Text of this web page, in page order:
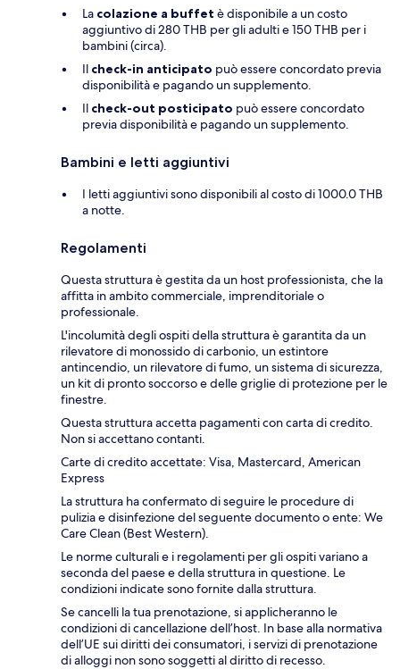
La colazione a buffet è disponibile a un costo
aggiuntivo di 280 THB per gli adulti e 150 THB per i
bambini (circa).
Il check-in anticipato può essere concordato previa
disponibilità e pagando un supplemento.
Il check-out posticipato può essere concordato
previa disponibilità e pagando un supplemento.
Bambini e letti aggiuntivi
I letti aggiuntivi sono disponibili al costo di 1000.0 THB
a notte.
Regolamenti
Questa struttura è gestita da un host professionista, che la
affitta in ambito commerciale, imprenditoriale o
professionale.
L'incolumità degli ospiti della struttura è garantita da un
rilevatore di monossido di carbonio, un estintore
antincendio, un rilevatore di fumo, un sistema di sicurezza,
un kit di pronto soccorso e delle griglie di protezione per le
finestre.
Questa struttura accetta pagamenti con carta di credito.
Non si accettano contanti.
Carte di credito accettate: Visa, Mastercard, American
Express
La struttura ha confermato di seguire le procedure di
pulizia e disinfezione del seguente documento o ente: We
Care Clean (Best Western).
Le norme culturali e i regolamenti per gli ospiti variano a
seconda del paese e della struttura in questione. Le
condizioni indicate sono fornite dalla struttura.
Se cancelli la tua prenotazione, si applicheranno le
condizioni di cancellazione dell’host. In base alla normativa
dell’UE sui diritti dei consumatori, i servizi di prenotazione
di alloggi non sono soggetti al diritto di recesso.